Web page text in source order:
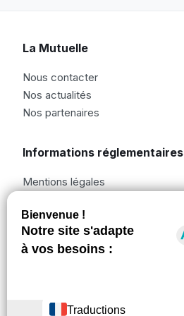
La Mutuelle
Nous contacter
Nos actualités
Nos partenaires
Informations réglementaires
Mentions légales
Bonnes pratiques
Politique de confidentialité
Nos plaquettes